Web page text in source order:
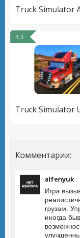
4.3
Комментарии:
alfenyuk
Игра
грузам.
иногда